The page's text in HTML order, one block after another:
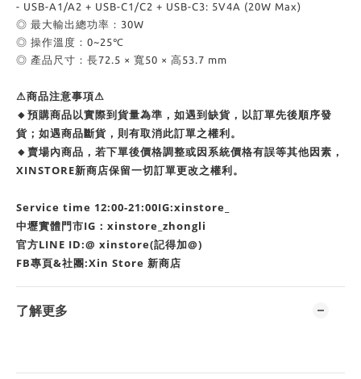
- USB-A1/A2 + USB-C1/C2 + USB-C3: 5V4A (20W Max)
◎ 最大輸出總功率：30W
◎ 操作溫度：0~25℃
◎ 產品尺寸：長72.5 × 寬50 × 高53.7 mm
⚠商品注意事項⚠
🔸預購商品以實際到貨量為準，如遇到缺貨，以訂單先後順序發
貨；如遇商品斷貨，則有取消此訂單之權利。
🔸賣場內商品，若下單後價格調整或因系統價格有誤等其他因素，
XINSTORE新商店保留一切訂單更改之權利。
Service time 12:00-21:00IG:xinstore_
中壢實體門市IG：xinstore_zhongli
官方LINE ID:@ xinstore(記得加@)
FB專頁&社團:Xin Store 新商店
了解更多